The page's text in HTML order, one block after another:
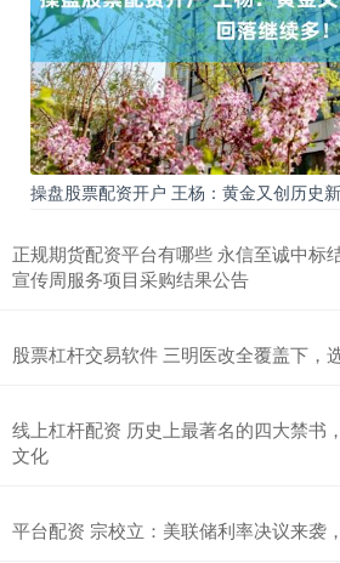
操盘股票配资开户 王杨：黄金又创历史
正规期货配资平台有哪些 永信至诚中标
宣传周服务项目采购结果公告
股票杠杆交易软件 三明医改全覆盖下，
线上杠杆配资 历史上最著名的四大禁书
文化
平台配资 宗校立：美联储利率决议来袭